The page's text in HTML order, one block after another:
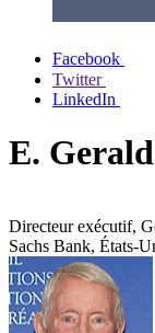
Facebook
Twitter
LinkedIn
E.
Directeur exécutif,
Sachs Bank, États-